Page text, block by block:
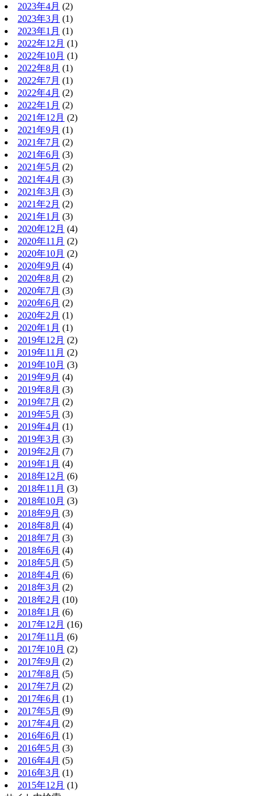
2023年4月 (2)
2023年3月 (1)
2023年1月 (1)
2022年12月 (1)
2022年10月 (1)
2022年8月 (1)
2022年7月 (1)
2022年4月 (2)
2022年1月 (2)
2021年12月 (2)
2021年9月 (1)
2021年7月 (2)
2021年6月 (3)
2021年5月 (2)
2021年4月 (3)
2021年3月 (3)
2021年2月 (2)
2021年1月 (3)
2020年12月 (4)
2020年11月 (2)
2020年10月 (2)
2020年9月 (4)
2020年8月 (2)
2020年7月 (3)
2020年6月 (2)
2020年2月 (1)
2020年1月 (1)
2019年12月 (2)
2019年11月 (2)
2019年10月 (3)
2019年9月 (4)
2019年8月 (3)
2019年7月 (2)
2019年5月 (3)
2019年4月 (1)
2019年3月 (3)
2019年2月 (7)
2019年1月 (4)
2018年12月 (6)
2018年11月 (3)
2018年10月 (3)
2018年9月 (3)
2018年8月 (4)
2018年7月 (3)
2018年6月 (4)
2018年5月 (5)
2018年4月 (6)
2018年3月 (2)
2018年2月 (10)
2018年1月 (6)
2017年12月 (16)
2017年11月 (6)
2017年10月 (2)
2017年9月 (2)
2017年8月 (5)
2017年7月 (2)
2017年6月 (1)
2017年5月 (9)
2017年4月 (2)
2016年6月 (1)
2016年5月 (3)
2016年4月 (5)
2016年3月 (1)
2015年12月 (1)